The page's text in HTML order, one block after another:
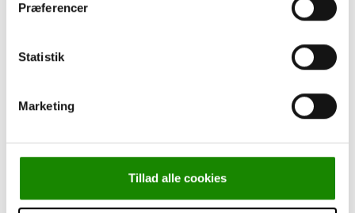
Præferencer
Statistik
Marketing
Tillad alle cookies